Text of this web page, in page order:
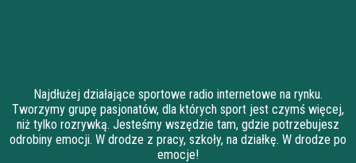
Najdłużej działające sportowe radio internetowe na rynku.
Tworzymy grupę pasjonatów, dla których sport jest czymś więcej,
niż tylko rozrywką. Jesteśmy wszędzie tam, gdzie potrzebujesz
odrobiny emocji. W drodze z pracy, szkoły, na działkę. W drodze po
emocje!